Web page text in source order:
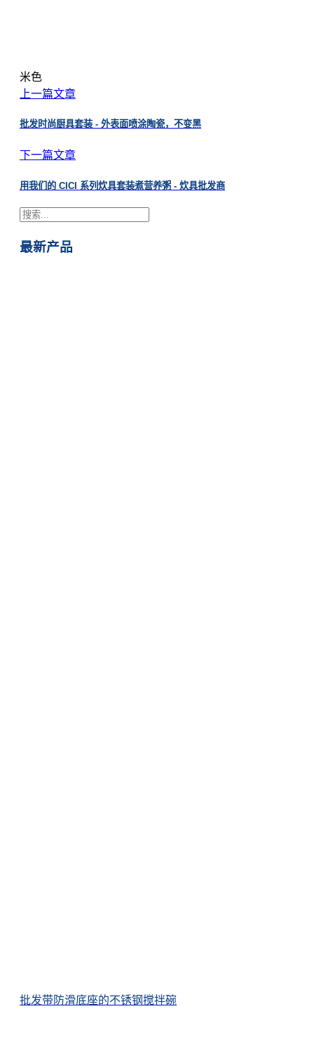
米色
上一篇文章
批发时尚厨具套装 - 外表面喷涂陶瓷，不变黑
下一篇文章
用我们的 CICI 系列炊具套装煮营养粥 - 炊具批发商
搜
最新产品
批发带防滑底座的不锈钢搅拌碗